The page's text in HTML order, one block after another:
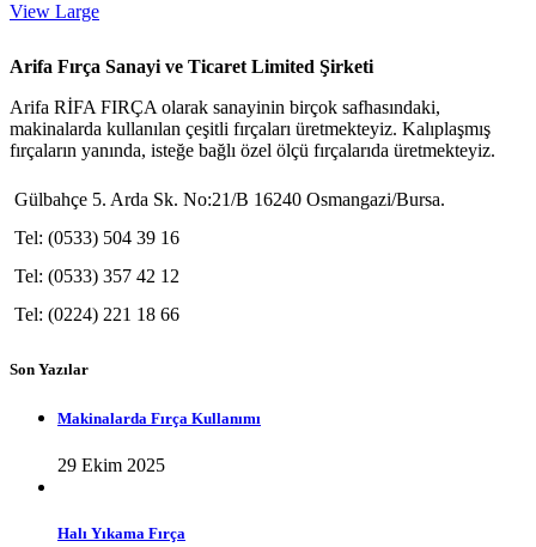
View Large
Arifa Fırça Sanayi ve Ticaret Limited Şirketi
Arifa RİFA FIRÇA olarak sanayinin birçok safhasındaki,
makinalarda kullanılan çeşitli fırçaları üretmekteyiz. Kalıplaşmış
fırçaların yanında, isteğe bağlı özel ölçü fırçalarıda üretmekteyiz.
Gülbahçe 5. Arda Sk. No:21/B 16240 Osmangazi/Bursa.
Tel: (0533) 504 39 16
Tel: (0533) 357 42 12
Tel: (0224) 221 18 66
Son Yazılar
Makinalarda Fırça Kullanımı
29 Ekim 2025
Halı Yıkama Fırça